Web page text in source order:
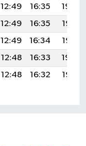
12:49 16:35
19:39
12:49 16:35
19:37
12:49 16:34
19:36
12:48 16:33
19:34
12:48 16:32 19:33